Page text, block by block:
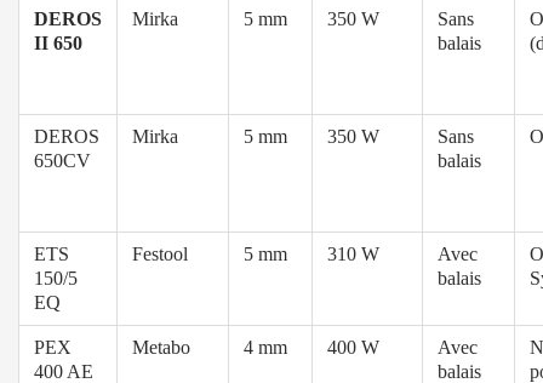
DEROS
II 650
Mirka 5 mm 350 W
Sans
balais
DEROS
650CV
Mirka 5 mm 350 W
Sans
balais
ETS
150/5
EQ
Festool 5 mm 310 W
Avec
balais
PEX
400 AE
Metabo 4 mm 400 W
Avec
balais